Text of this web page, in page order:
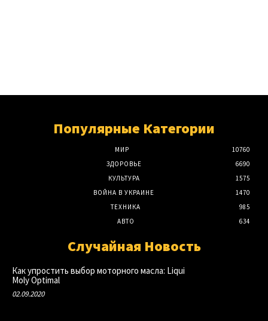
Популярные Категории
МИР
10760
ЗДОРОВЬЕ
6690
КУЛЬТУРА
1575
ВОЙНА В УКРАИНЕ
1470
ТЕХНИКА
985
АВТО
634
Случайная Новость
Как упростить выбор моторного масла: Liqui
Moly Optimal
02.09.2020